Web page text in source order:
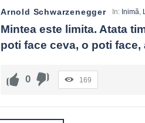
Arnold Schwarzenegger In: Inimă
Mintea este limita. Atata
poti face ceva, o poti
0 169